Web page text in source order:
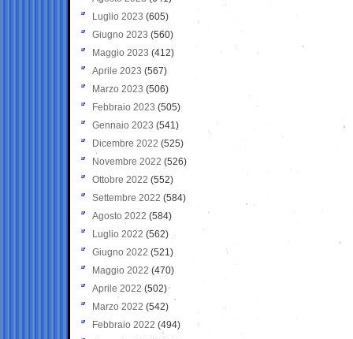
Luglio 2023 (605)
Giugno 2023 (560)
Maggio 2023 (412)
Aprile 2023 (567)
Marzo 2023 (506)
Febbraio 2023 (505)
Gennaio 2023 (541)
Dicembre 2022 (525)
Novembre 2022 (526)
Ottobre 2022 (552)
Settembre 2022 (584)
Agosto 2022 (584)
Luglio 2022 (562)
Giugno 2022 (521)
Maggio 2022 (470)
Aprile 2022 (502)
Marzo 2022 (542)
Febbraio 2022 (494)